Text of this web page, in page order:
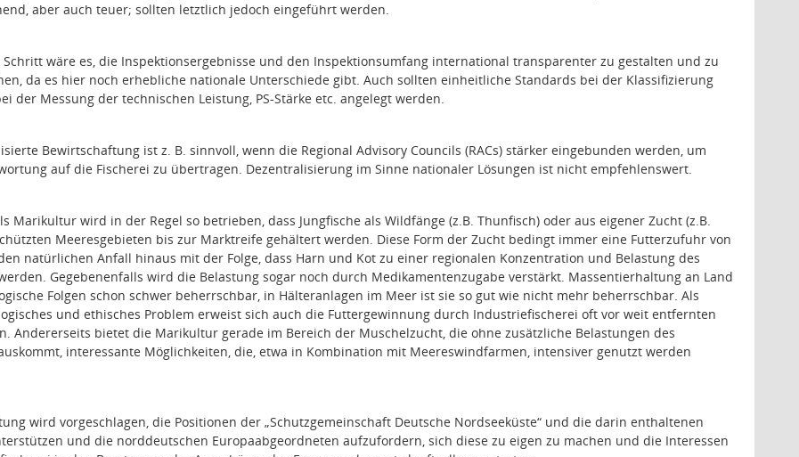
aber auch teuer; sollten letztlich jedoch eingeführt werden.
Schritt wäre es, die Inspektionsergebnisse und den Inspektionsumfang international transparenter zu gestalten und zu
da es hier noch erhebliche nationale Unterschiede gibt. Auch sollten einheitliche Standards bei der Klassifizierung
der Messung der technischen Leistung, PS-Stärke etc. angelegt werden.
Bewirtschaftung ist z. B. sinnvoll, wenn die Regional Advisory Councils (RACs) stärker eingebunden werden, um
auf die Fischerei zu übertragen. Dezentralisierung im Sinne nationaler Lösungen ist nicht empfehlenswert.
Marikultur wird in der Regel so betrieben, dass Jungfische als Wildfänge (z.B. Thunfisch) oder aus eigener Zucht (z.B.
Meeresgebieten bis zur Marktreife gehältert werden. Diese Form der Zucht bedingt immer eine Futterzufuhr von
natürlichen Anfall hinaus mit der Folge, dass Harn und Kot zu einer regionalen Konzentration und Belastung des
Gegebenenfalls wird die Belastung sogar noch durch Medikamentenzugabe verstärkt. Massentierhaltung an Land
Folgen schon schwer beherrschbar, in Hälteranlagen im Meer ist sie so gut wie nicht mehr beherrschbar. Als
und ethisches Problem erweist sich auch die Futtergewinnung durch Industriefischerei oft vor weit entfernten
Andererseits bietet die Marikultur gerade im Bereich der Muschelzucht, die ohne zusätzliche Belastungen des
interessante Möglichkeiten, die, etwa in Kombination mit Meereswindfarmen, intensiver genutzt werden
wird vorgeschlagen, die Positionen der „Schutzgemeinschaft Deutsche Nordseeküste“ und die darin enthaltenen
und die norddeutschen Europaabgeordneten aufzufordern, sich diese zu eigen zu machen und die Interessen